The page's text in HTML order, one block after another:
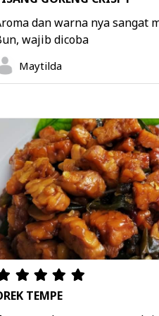
dan warna nya sangat
wajib dicoba
Maytilda
TEMPE